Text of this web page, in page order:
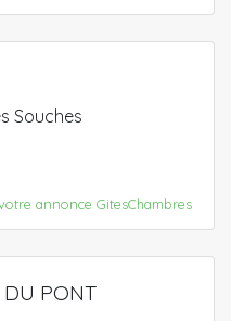
Souches
annonce GitesChambres
DU PONT